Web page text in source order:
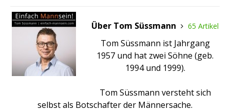
Über Tom Süssmann 65 Artikel
Tom Süssmann ist Jahrgang
1957 und hat zwei Söhne (geb.
1994 und 1999).
Tom Süssmann versteht sich
selbst als Botschafter der Männersache.